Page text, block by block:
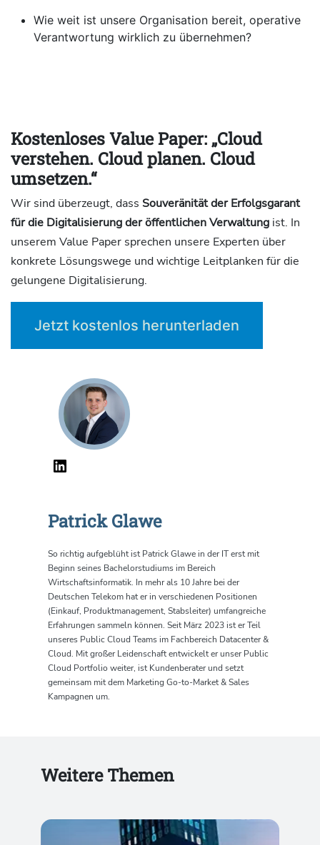
Wie weit ist unsere Organisation bereit, operative
Verantwortung wirklich zu übernehmen?
Kostenloses Value Paper: „Cloud
verstehen. Cloud planen. Cloud
umsetzen.“
Wir sind überzeugt, dass Souveränität der Erfolgsgarant
für die Digitalisierung der öffentlichen Verwaltung ist. In
unserem Value Paper sprechen unsere Experten über
konkrete Lösungswege und wichtige Leitplanken für die
gelungene Digitalisierung.
Jetzt kostenlos herunterladen
Patrick Glawe
So richtig aufgeblüht ist Patrick Glawe in der IT erst mit
Beginn seines Bachelorstudiums im Bereich
Wirtschaftsinformatik. In mehr als 10 Jahre bei der
Deutschen Telekom hat er in verschiedenen Positionen
(Einkauf, Produktmanagement, Stabsleiter) umfangreiche
Erfahrungen sammeln können. Seit März 2023 ist er Teil
unseres Public Cloud Teams im Fachbereich Datacenter &
Cloud. Mit großer Leidenschaft entwickelt er unser Public
Cloud Portfolio weiter, ist Kundenberater und setzt
gemeinsam mit dem Marketing Go-to-Market & Sales
Kampagnen um.
Weitere Themen